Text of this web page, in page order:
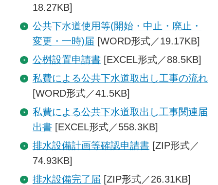
18.27KB]
公共下水道使用等(開始・中止・廃止・
変更・一時)届 [WORD形式／19.17KB]
公桝設置申請書[EXCEL形式／88.5KB]
私費による公共下水道取出し工事の流れ
[WORD形式／41.5KB]
私費による公共下水道取出し工事関連届
出書[EXCEL形式／558.3KB]
排水設備計画等確認申請書[ZIP形式／
74.93KB]
排水設備完了届 [ZIP形式／26.31KB]